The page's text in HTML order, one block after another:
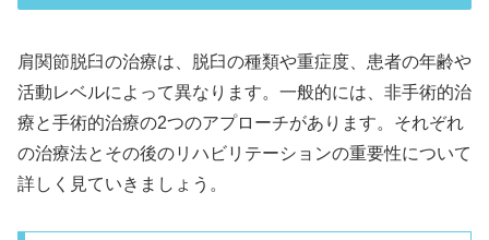
肩関節脱臼の治療は、脱臼の種類や重症度、患者の年齢や
活動レベルによって異なります。一般的には、非手術的治
療と手術的治療の2つのアプローチがあります。それぞれ
の治療法とその後のリハビリテーションの重要性について
詳しく見ていきましょう。